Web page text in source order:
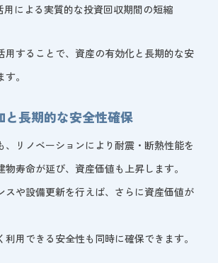
用による実質的な投資回収期間の短縮
用することで、資産の有効化と長期的な安
。
と長期的な安全性確保
、リノベーションにより耐震・断熱性能を
寿命が延び、資産価値も上昇します。
スや設備更新を行えば、さらに資産価値が
利用できる安全性も同時に確保できます。